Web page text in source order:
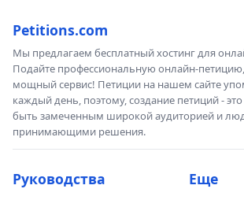
Petitions.com
Мы предлагаем бесплатный хостинг для
Подайте профессиональную онлайн-
мощный сервис! Петиции на нашем сайте
каждый день, поэтому, создание петиций -
быть замеченным широкой аудиторией и
принимающими решения.
Руководства Еще